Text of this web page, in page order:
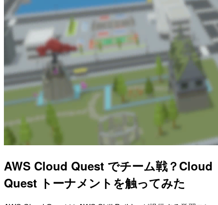
AWS Cloud Quest でチーム戦？Cloud
Quest トーナメントを触ってみた